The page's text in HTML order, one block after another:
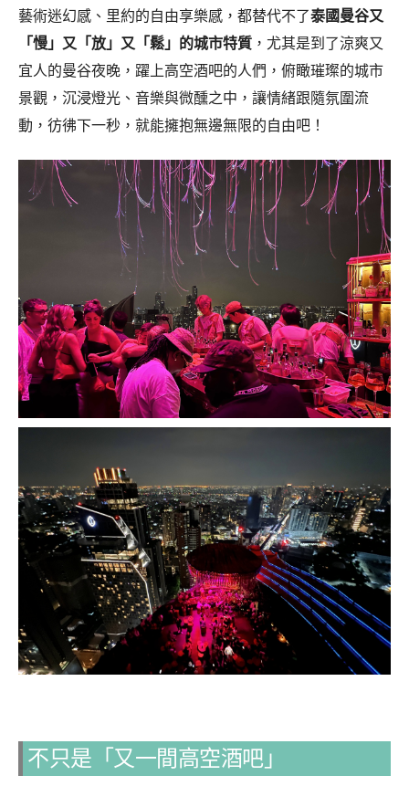
藝術迷幻感、里約的自由享樂感，都替代不了泰國曼谷又
「慢」又「放」又「鬆」的城市特質 ，尤其是到了涼爽又
宜人的曼谷夜晚，躍上高空酒吧的人們，俯瞰璀璨的城市
景觀，沉浸燈光、音樂與微醺之中，讓情緒跟隨氛圍流
動，彷彿下一秒，就能擁抱無邊無限的自由吧！
不只是「又一間高空酒吧」